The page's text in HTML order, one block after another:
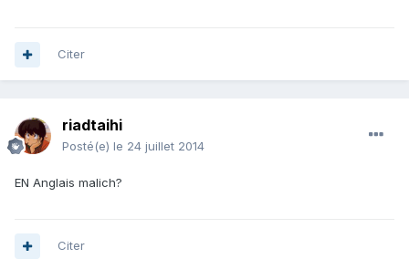
Citer
riadtaihi
Posté(e) le 24 juillet 2014
EN Anglais malich?
Citer